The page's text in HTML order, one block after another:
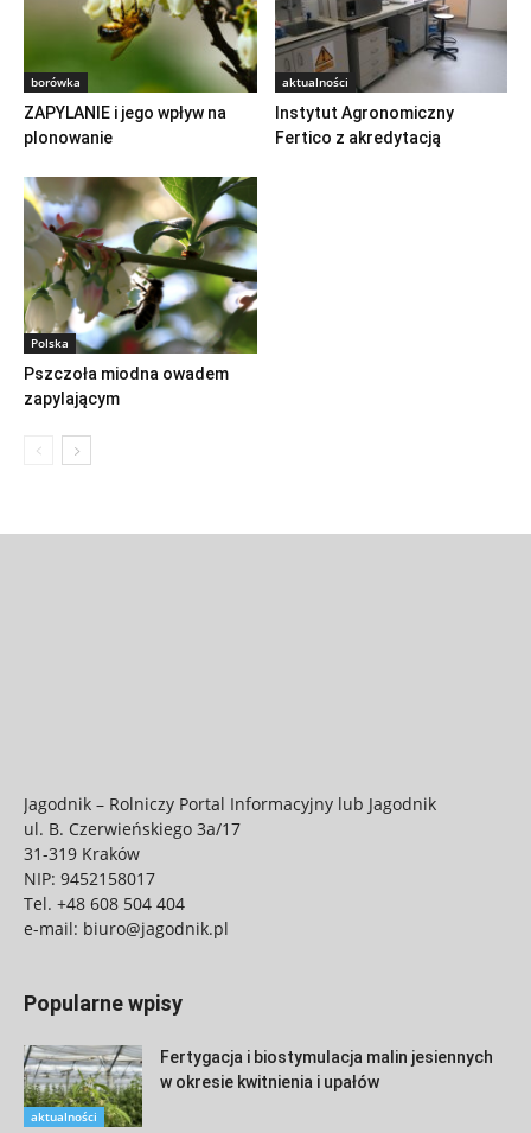
borówka
ZAPYLANIE i jego wpływ na
plonowanie
aktualności
Instytut Agronomiczny
Fertico z akredytacją
Polska
Pszczoła miodna owadem
zapylającym
Jagodnik – Rolniczy Portal Informacyjny lub Jagodnik
ul. B. Czerwieńskiego 3a/17
31-319 Kraków
NIP: 9452158017
Tel. +48 608 504 404
e-mail: biuro@jagodnik.pl
Popularne wpisy
aktualności
Fertygacja i biostymulacja malin jesiennych
w okresie kwitnienia i upałów